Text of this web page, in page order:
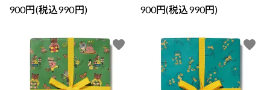
900円(税込990円) 900円(税込990円)
favorite favorite